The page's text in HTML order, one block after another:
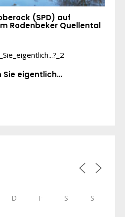
(SPD) auf
Rodenbeker Quellental
Sie eigentlich…
D F S S